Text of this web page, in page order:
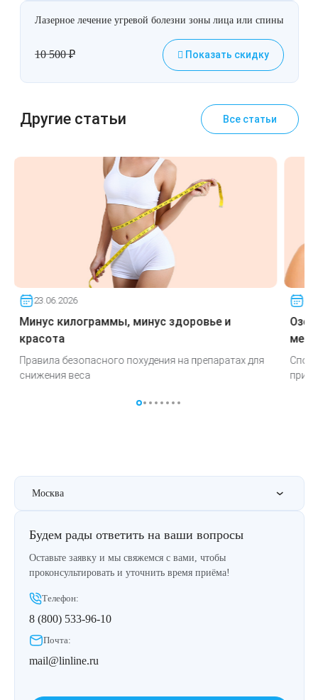
Лазерное лечение угревой болезни зоны лица или спины
10 500₽ Показать скидку
Другие статьи Все статьи
23.06.2026
Минус килограммы, минус здоровье и
красота
Правила безопасного похудения на препаратах для
снижения веса
при
Москва
Будем рады ответить на ваши вопросы
Оставьте заявку и мы свяжемся с вами, чтобы
проконсультировать и уточнить время приёма!
Телефон:
8 (800) 533-96-10
Почта:
mail@linline.ru